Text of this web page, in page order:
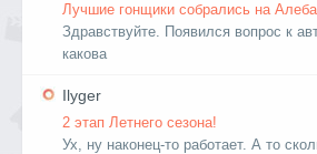
Лучшие гонщики собрались на
Здравствуйте. Появился вопрос к
какова
Ilyger
2 этап Летнего сезона!
Ух, ну наконец-то работает. А то